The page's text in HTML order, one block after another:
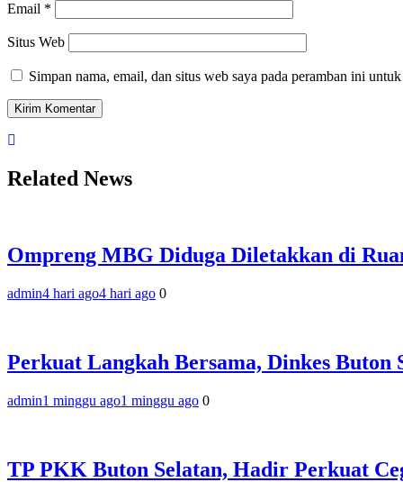
Email *
Situs Web
Simpan nama, email, dan situs web saya pada peramban ini
Related News
Ompreng MBG Diduga Diletakkan di
admin4 hari ago4 hari ago 0
Perkuat Langkah Bersama, Dinkes
admin1 minggu ago1 minggu ago 0
TP PKK Buton Selatan, Hadir Perkuat